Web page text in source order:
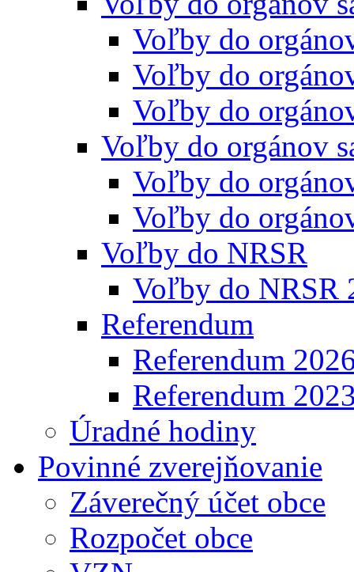
Voľby do
Voľby do
Voľby do
Voľby do orgánov
Voľby do
Voľby do
Voľby do NRSR
Voľby do NRSR
Referendum
Referendum
Referendum
Úradné hodiny
Povinné zverejňovanie
Záverečný účet obce
Rozpočet obce